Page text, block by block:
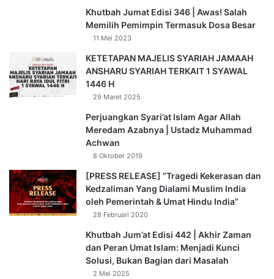
Khutbah Jumat Edisi 346 | Awas! Salah
Memilih Pemimpin Termasuk Dosa Besar
11 Mei 2023
KETETAPAN MAJELIS SYARIAH JAMAAH
ANSHARU SYARIAH TERKAIT 1 SYAWAL
1446 H
29 Maret 2025
Perjuangkan Syari’at Islam Agar Allah
Meredam Azabnya | Ustadz Muhammad
Achwan
8 Oktober 2019
[PRESS RELEASE] “Tragedi Kekerasan dan
Kedzaliman Yang Dialami Muslim India
oleh Pemerintah & Umat Hindu India”
28 Februari 2020
Khutbah Jum’at Edisi 442 | Akhir Zaman
dan Peran Umat Islam: Menjadi Kunci
Solusi, Bukan Bagian dari Masalah
2 Mei 2025